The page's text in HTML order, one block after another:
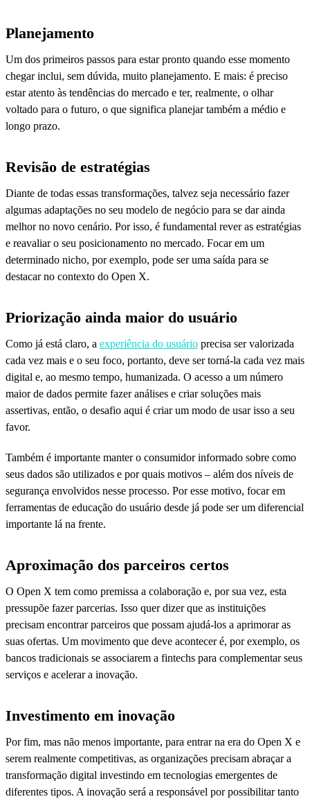
Planejamento
Um dos primeiros passos para estar pronto quando esse momento
chegar inclui, sem dúvida, muito planejamento. E mais: é preciso
estar atento às tendências do mercado e ter, realmente, o olhar
voltado para o futuro, o que significa planejar também a médio e
longo prazo.
Revisão de estratégias
Diante de todas essas transformações, talvez seja necessário fazer
algumas adaptações no seu modelo de negócio para se dar ainda
melhor no novo cenário. Por isso, é fundamental rever as estratégias
e reavaliar o seu posicionamento no mercado. Focar em um
determinado nicho, por exemplo, pode ser uma saída para se
destacar no contexto do Open X.
Priorização ainda maior do usuário
Como já está claro, a experiência do usuário precisa ser valorizada
cada vez mais e o seu foco, portanto, deve ser torná-la cada vez mais
digital e, ao mesmo tempo, humanizada. O acesso a um número
maior de dados permite fazer análises e criar soluções mais
assertivas, então, o desafio aqui é criar um modo de usar isso a seu
favor.
Também é importante manter o consumidor informado sobre como
seus dados são utilizados e por quais motivos – além dos níveis de
segurança envolvidos nesse processo. Por esse motivo, focar em
ferramentas de educação do usuário desde já pode ser um diferencial
importante lá na frente.
Aproximação dos parceiros certos
O Open X tem como premissa a colaboração e, por sua vez, esta
pressupõe fazer parcerias. Isso quer dizer que as instituições
precisam encontrar parceiros que possam ajudá-los a aprimorar as
suas ofertas. Um movimento que deve acontecer é, por exemplo, os
bancos tradicionais se associarem a fintechs para complementar seus
serviços e acelerar a inovação.
Investimento em inovação
Por fim, mas não menos importante, para entrar na era do Open X e
serem realmente competitivas, as organizações precisam abraçar a
transformação digital investindo em tecnologias emergentes de
diferentes tipos. A inovação será a responsável por possibilitar tanto